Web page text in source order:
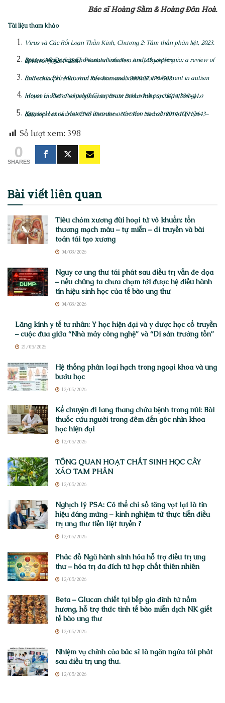
Bác sĩ Hoàng Sầm & Hoàng Đôn Hoà.
Tài liệu tham khảo
Virus và Các Rối Loạn Thần Kinh, Chương 2: Tâm thần phân liệt, 2023.
Brown AS, Derkits EJ. Prenatal infection and schizophrenia: a review of epidemiologic and translational studies. Am J Psychiatry. 2010;167(3):261–280.
Patterson PH. Maternal infection and immune involvement in autism and schizophrenia. Ann Rev Immunol. 2009;27:479–502.
Meyer U. Prenatal poly(I:C) exposure and adult psychopathology: a mouse model of schizophrenia. Brain Behav Immun. 2014;38:1–11.
Knuesel I et al. Maternal immune activation and abnormal brain development across CNS disorders. Nat Rev Neurol. 2014;10(11):643–660.
Số lượt xem: 398
0
SHARES
Bài viếtliên quan
Tiêu chỏm xương đùi hoại tử vô khuẩn: tổn
thương mạch máu – tự miễn – di truyền và bài
toán tái tạo xương
04/08/2026
Nguy cơ ung thư tái phát sau điều trị vẫn đe dọa
– nếu chúng ta chưa chạm tới được hệ điều hành
tín hiệu sinh học của tế bào ung thư
04/08/2026
Lăng kính y tế tư nhân: Y học hiện đại và y dược học cổ truyền
– cuộc đua giữa “Nhà máy công nghệ” và “Di sản trường tồn”
21/05/2026
Hệ thống phân loại hạch trong ngoại khoa và ung
bướu học
12/05/2026
Kể chuyện đi lang thang chữa bệnh trong núi: Bài
thuốc cứu người trong đêm đến góc nhìn khoa
học hiện đại
12/05/2026
TỔNG QUAN HOẠT CHẤT SINH HỌC CÂY
XÁO TAM PHÂN
12/05/2026
Nghịch lý PSA: Có thể chỉ số tăng vọt lại là tín
hiệu đáng mừng – kinh nghiệm từ thực tiễn điều
trị ung thư tiền liệt tuyến ?
12/05/2026
Phác đồ Ngũ hành sinh hóa hỗ trợ điều trị ung
thư – hóa trị đa đích từ hợp chất thiên nhiên
12/05/2026
Beta – Glucan chiết tại bếp gia đình từ nấm
hương, hỗ trợ thức tỉnh tế bào miễn dịch NK giết
tế bào ung thư
12/05/2026
Nhiệm vụ chính của bác sĩ là ngăn ngừa tái phát
sau điều trị ung thư.
12/05/2026